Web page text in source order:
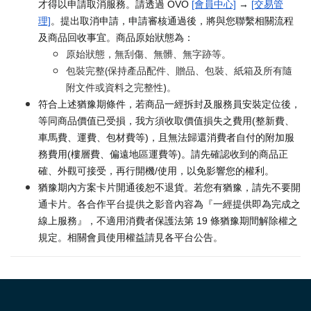
才得以申請取消服務。請透過 OVO [會員中心] → [交易管
理]。提出取消申請，申請審核通過後，將與您聯繫相關流程
及商品回收事宜。商品原始狀態為：
原始狀態，無刮傷、無髒、無字跡等。
包裝完整(保持產品配件、贈品、包裝、紙箱及所有隨
附文件或資料之完整性)。
符合上述猶豫期條件，若商品一經拆封及服務員安裝定位後，
等同商品價值已受損，我方須收取價值損失之費用(整新費、
車馬費、運費、包材費等)，且無法歸還消費者自付的附加服
務費用(樓層費、偏遠地區運費等)。請先確認收到的商品正
確、外觀可接受，再行開機/使用，以免影響您的權利。
猶豫期內方案卡片開通後恕不退貨。若您有猶豫，請先不要開
通卡片。各合作平台提供之影音內容為『一經提供即為完成之
線上服務』，不適用消費者保護法第 19 條猶豫期間解除權之
規定。相關會員使用權益請見各平台公告。